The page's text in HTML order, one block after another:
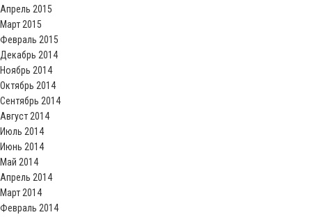
Апрель 2015
Март 2015
Февраль 2015
Декабрь 2014
Ноябрь 2014
Октябрь 2014
Сентябрь 2014
Август 2014
Июль 2014
Июнь 2014
Май 2014
Апрель 2014
Март 2014
Февраль 2014